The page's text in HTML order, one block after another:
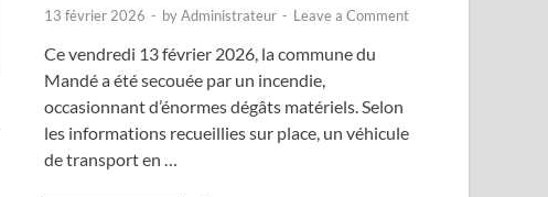
13 février 2026 - byAdministrateur - Leave a Comment
Ce vendredi 13 février 2026, la commune du
Mandé a été secouée par un incendie,
occasionnant d’énormes dégâts matériels. Selon
les informations recueillies sur place, un véhicule
de transport en …